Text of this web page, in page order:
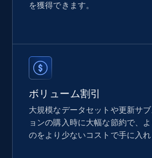
Etsy
URL, Product id, Listing inventory id,
Reviews count shop, Reviews count
price, and more.
eCommerce
1.9K+ 322+ 今
を獲得できます。
ボリューム割引
大規模なデータセットや更新サ
ョンの購入時に大幅な節約で、
のをより少ないコストで手に入れ